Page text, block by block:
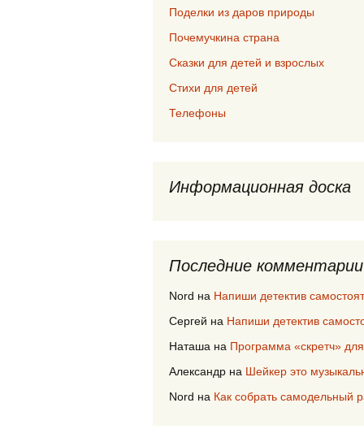
Поделки из даров природы
Почемучкина страна
Сказки для детей и взрослых
Стихи для детей
Телефоны
Информационная доска
Последние комментарии
Nord на Напиши детектив
Сергей на Напиши детектив
Наташа на Программа «скретч»
Александр на Шейкер это
Nord на Как собрать самодельный